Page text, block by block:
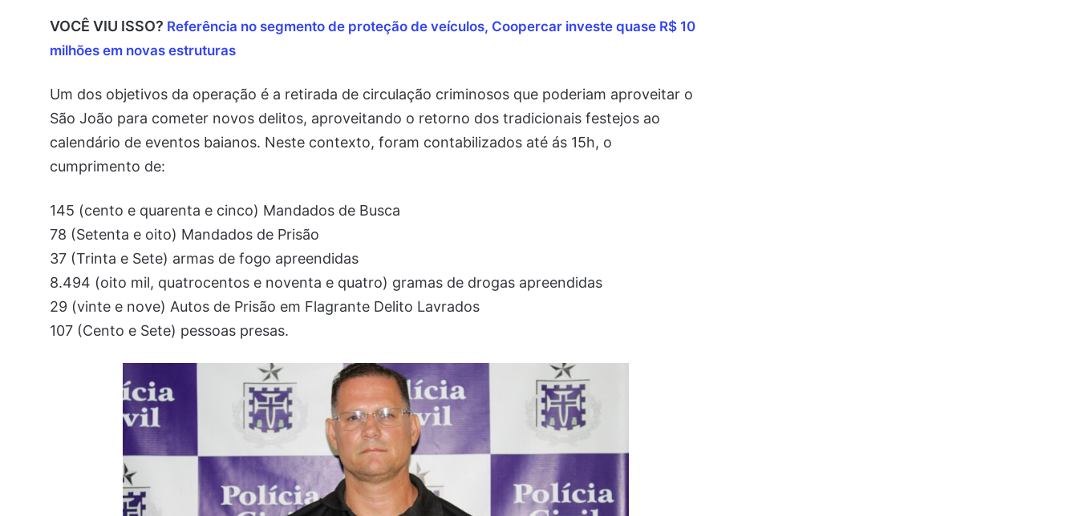
VOCÊ VIU ISSO? Referência no segmento de proteção de veículos, Coopercar investe quase R$ 10
milhões em novas estruturas
Um dos objetivos da operação é a retirada de circulação criminosos que poderiam aproveitar o
São João para cometer novos delitos, aproveitando o retorno dos tradicionais festejos ao
calendário de eventos baianos. Neste contexto, foram contabilizados até ás 15h, o
cumprimento de:
145 (cento e quarenta e cinco) Mandados de Busca
78 (Setenta e oito) Mandados de Prisão
37 (Trinta e Sete) armas de fogo apreendidas
8.494 (oito mil, quatrocentos e noventa e quatro) gramas de drogas apreendidas
29 (vinte e nove) Autos de Prisão em Flagrante Delito Lavrados
107 (Cento e Sete) pessoas presas.